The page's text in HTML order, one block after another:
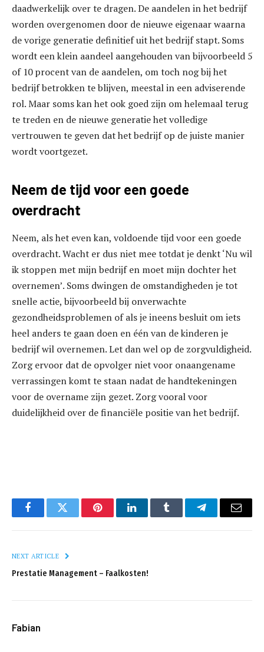
daadwerkelijk over te dragen. De aandelen in het bedrijf
worden overgenomen door de nieuwe eigenaar waarna
de vorige generatie definitief uit het bedrijf stapt. Soms
wordt een klein aandeel aangehouden van bijvoorbeeld 5
of 10 procent van de aandelen, om toch nog bij het
bedrijf betrokken te blijven, meestal in een adviserende
rol. Maar soms kan het ook goed zijn om helemaal terug
te treden en de nieuwe generatie het volledige
vertrouwen te geven dat het bedrijf op de juiste manier
wordt voortgezet.
Neem de tijd voor een goede
overdracht
Neem, als het even kan, voldoende tijd voor een goede
overdracht. Wacht er dus niet mee totdat je denkt ‘Nu wil
ik stoppen met mijn bedrijf en moet mijn dochter het
overnemen’. Soms dwingen de omstandigheden je tot
snelle actie, bijvoorbeeld bij onverwachte
gezondheidsproblemen of als je ineens besluit om iets
heel anders te gaan doen en één van de kinderen je
bedrijf wil overnemen. Let dan wel op de zorgvuldigheid.
Zorg ervoor dat de opvolger niet voor onaangename
verrassingen komt te staan nadat de handtekeningen
voor de overname zijn gezet. Zorg vooral voor
duidelijkheid over de financiële positie van het bedrijf.
FacebookTwitter PinterestLinkedInTumblr TelegramEmail
NEXT ARTICLE
Prestatie Management – Faalkosten!
Fabian